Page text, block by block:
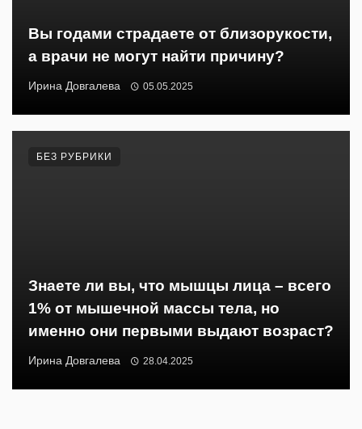
Вы годами страдаете от близорукости,
а врачи не могут найти причину?
Ирина Довгалева 05.05.2025
Знаете ли вы, что мышцы лица – всего
1% от мышечной массы тела, но
именно они первыми выдают возраст?
Ирина Довгалева 28.04.2025
БЕЗ РУБРИКИ